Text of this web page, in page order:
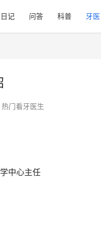
日记 问答 科普 牙医
热门看牙医生
中心主任